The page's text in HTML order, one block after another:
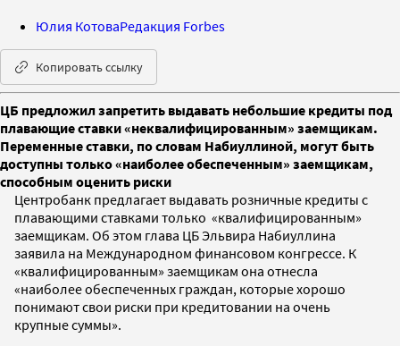
Юлия КотоваРедакция Forbes
Копировать ссылку
ЦБ предложил запретить выдавать небольшие кредиты под
плавающие ставки «неквалифицированным» заемщикам.
Переменные ставки, по словам Набиуллиной, могут быть
доступны только «наиболее обеспеченным» заемщикам,
способным оценить риски
Центробанк предлагает выдавать розничные кредиты с
плавающими ставками только «квалифицированным»
заемщикам. Об этом глава ЦБ Эльвира Набиуллина
заявила на Международном финансовом конгрессе. К
«квалифицированным» заемщикам она отнесла
«наиболее обеспеченных граждан, которые хорошо
понимают свои риски при кредитовании на очень
крупные суммы».